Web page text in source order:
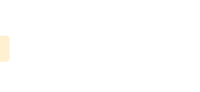
动态材质模拟真实光泽与粗糙